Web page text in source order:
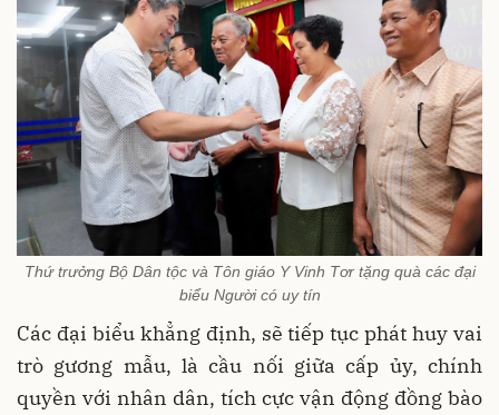
Thứ trưởng Bộ Dân tộc và Tôn giáo Y Vinh Tơr tặng quà các đại
biểu Người có uy tín
Các đại biểu khẳng định, sẽ tiếp tục phát huy vai
trò gương mẫu, là cầu nối giữa cấp ủy, chính
quyền với nhân dân, tích cực vận động đồng bào